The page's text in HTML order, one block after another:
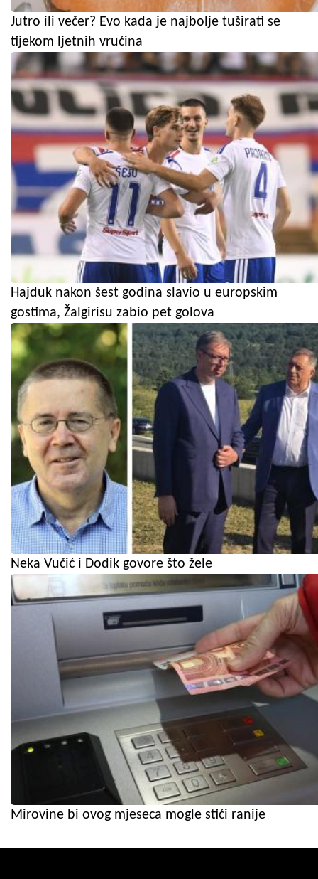
Jutro ili večer? Evo kada je najbolje tuširati se
tijekom ljetnih vrućina
Hajduk nakon šest godina slavio u europskim
gostima, Žalgirisu zabio pet golova
Neka Vučić i Dodik govore što žele
Mirovine bi ovog mjeseca mogle stići ranije